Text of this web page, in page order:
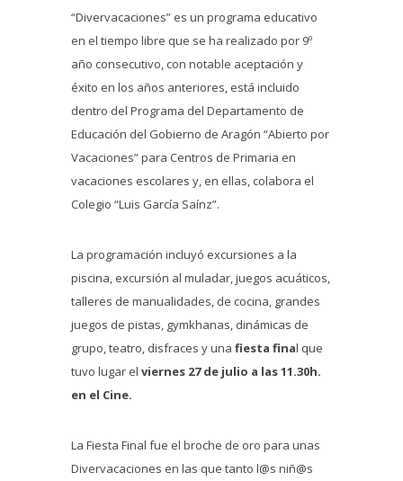
“Divervacaciones” es un programa educativo
en el tiempo libre que se ha realizado por 9º
año consecutivo, con notable aceptación y
éxito en los años anteriores, está incluido
dentro del Programa del Departamento de
Educación del Gobierno de Aragón “Abierto por
Vacaciones” para Centros de Primaria en
vacaciones escolares y, en ellas, colabora el
Colegio “Luis García Saínz”.
La programación incluyó excursiones a la
piscina, excursión al muladar, juegos acuáticos,
talleres de manualidades, de cocina, grandes
juegos de pistas, gymkhanas, dinámicas de
grupo, teatro, disfraces y una fiesta final que
tuvo lugar el viernes 27 de julio a las 11.30h.
en el Cine.
La Fiesta Final fue el broche de oro para unas
Divervacaciones en las que tanto l@s niñ@s